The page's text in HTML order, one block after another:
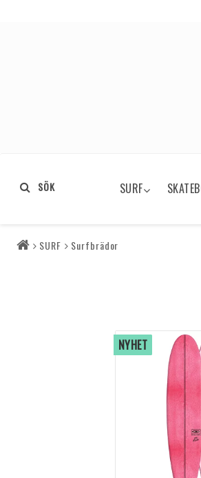
SURF
SÖK
SURF Surfbrädor
NYHET